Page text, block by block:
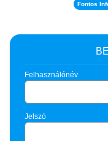
Fontos
Felhasználónév
Jelszó